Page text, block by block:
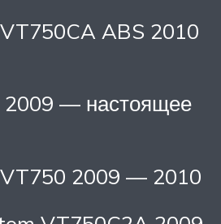
ABS 2010
— настоящее
2009 — 2010